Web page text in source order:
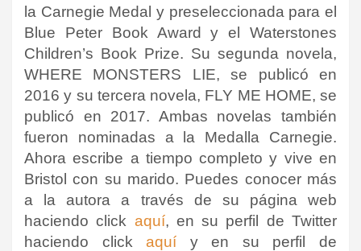
la Carnegie Medal y preseleccionada para el
Blue Peter Book Award y el Waterstones
Children’s Book Prize. Su segunda novela,
WHERE MONSTERS LIE, se publicó en
2016 y su tercera novela, FLY ME HOME, se
publicó en 2017. Ambas novelas también
fueron nominadas a la Medalla Carnegie.
Ahora escribe a tiempo completo y vive en
Bristol con su marido. Puedes conocer más
a la autora a través de su página web
haciendo click aquí, en su perfil de Twitter
haciendo clickaquí y en su perfil de